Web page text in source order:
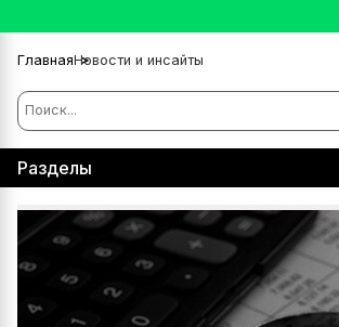
ГлавнаяНовости и инсайты
Разделы